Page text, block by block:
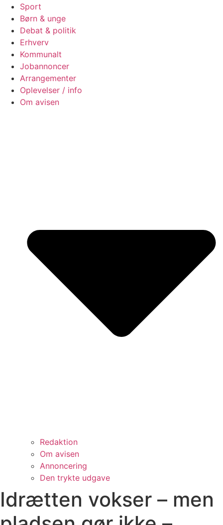
Sport
Børn & unge
Debat & politik
Erhverv
Kommunalt
Jobannoncer
Arrangementer
Oplevelser / info
Om avisen
Redaktion
Om avisen
Annoncering
Den trykte udgave
Idrætten vokser – men